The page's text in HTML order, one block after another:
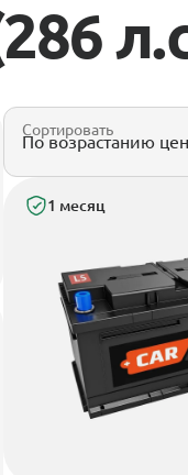
Сортировать
1 месяц